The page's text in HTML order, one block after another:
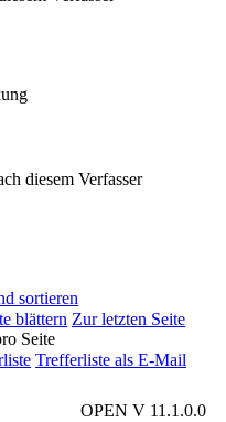
diesem Verfasser
sortieren
blättern Zur letzten Seite
Seite
Trefferliste als E-Mail
OPEN V 11.1.0.0